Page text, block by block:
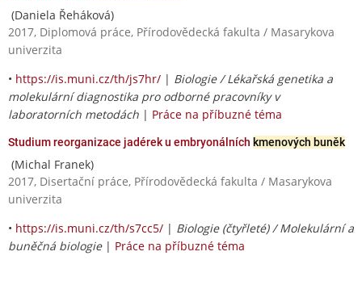
(Daniela Řeháková)
2017, Diplomová práce, Přírodovědecká fakulta / Masarykova
univerzita
• https://is.muni.cz/th/js7hr/ | Biologie / Lékařská genetika a
molekulární diagnostika pro odborné pracovníky v
laboratorních metodách | Práce na příbuzné téma
Studium reorganizace jadérek u embryonálních kmenových buněk
(Michal Franek)
2017, Disertační práce, Přírodovědecká fakulta / Masarykova
univerzita
• https://is.muni.cz/th/s7cc5/ | Biologie (čtyřleté) / Molekulární a
buněčná biologie| Práce na příbuzné téma